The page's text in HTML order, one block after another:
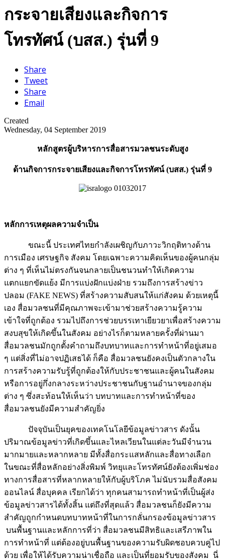
กระจายเสียงและกิจการ
โทรทัศน์ (บสส.) รุ่นที่ 9
Share
Tweet
Share
Email
Created
Wednesday, 04 September 2019
หลักสูตรผู้บริหารการสื่อสารมวลชนระดับสูง
ด้านกิจการกระจายเสียงและกิจการโทรทัศน์ (บสส.) รุ่นที่ 9
หลักการเหตุผลความจำเป็น
ขณะนี้ ประเทศไทยกำลังเผชิญกับภาวะวิกฤติทางด้าน
การเมือง เศรษฐกิจ สังคม โดยเฉพาะความคิดเห็นของผู้คนกลุ่ม
ต่าง ๆ ที่เห็นไม่ตรงกันจนกลายเป็นชนวนทำให้เกิดความ
แตกแยกขัดแย้ง มีการแบ่งฝักแบ่งฝ่าย รวมถึงการสร้างข่าว
ปลอม (FAKE NEWS) ที่สร้างความสับสนให้แก่สังคม ด้วยเหตุนี้
เอง สื่อมวลชนที่มีคุณภาพจะเข้ามาช่วยสร้างความรู้ความ
เข้าใจที่ถูกต้อง รวมไปถึงการช่วยบรรเทาเยียวยาเพื่อสร้างความ
สงบสุขให้เกิดขึ้นในสังคม อย่างไรก็ตามหลายครั้งที่ผ่านมา
สื่อมวลชนมักถูกตั้งคำถามถึงบทบาทและการทำหน้าที่อยู่เสมอ
ๆ แต่สิ่งที่ไม่อาจปฏิเสธได้ ก็คือ สื่อมวลชนยังคงเป็นตัวกลางใน
การสร้างความรับรู้ที่ถูกต้องให้กับประชาชนและผู้คนในสังคม
หรือการอยู่กึ่งกลางระหว่างประชาชนกับฐานอำนาจของกลุ่ม
ต่าง ๆ ซึ่งสะท้อนให้เห็นว่า บทบาทและการทำหน้าที่ของ
สื่อมวลชนยังมีความสำคัญยิ่ง
ปัจจุบันเป็นยุคของเทคโนโลยีข้อมูลข่าวสาร ดังนั้น
ปริมาณข้อมูลข่าวที่เกิดขึ้นและไหลเวียนในแต่ละวันมีจำนวน
มากมายและหลากหลาย มีทั้งสื่อกระแสหลักและสื่อทางเลือก
ในขณะที่สื่อหลักอย่างสิ่งพิมพ์ วิทยุและโทรทัศน์ยังต้องเพิ่มช่อง
ทางการสื่อสารที่หลากหลายให้กับผู้บริโภค ไม่นับรวมสื่อสังคม
ออนไลน์ สื่อบุคคล เรียกได้ว่า ทุกคนสามารถทำหน้าที่เป็นผู้ส่ง
ข้อมูลข่าวสารได้ทั้งสิ้น แต่ถึงที่สุดแล้ว สื่อมวลชนก็ยังมีความ
สำคัญถูกกำหนดบทบาทหน้าที่ในการกลั่นกรองข้อมูลข่าวสาร
บนพื้นฐานและหลักการที่ว่า สื่อมวลชนมีสิทธิและเสรีภาพใน
การทำหน้าที่ แต่ต้องอยู่บนพื้นฐานของความรับผิดชอบควบคู่ไป
ด้วย เพื่อให้ได้รับความน่าเชื่อถือ และเป็นที่ยอมรับของสังคม นี่